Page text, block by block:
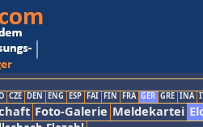
CZE DEN ENG ESP FAI FIN FRA GER GRE INA
Foto-Galerie Meldekartei